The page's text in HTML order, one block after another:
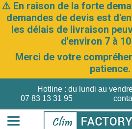
⚠️ En raison de la forte
demandes de devis est
les délais de livraison
d'environ 7 à
Merci de votre
patience.
07 83 13 31 95
Hotline : du lundi au